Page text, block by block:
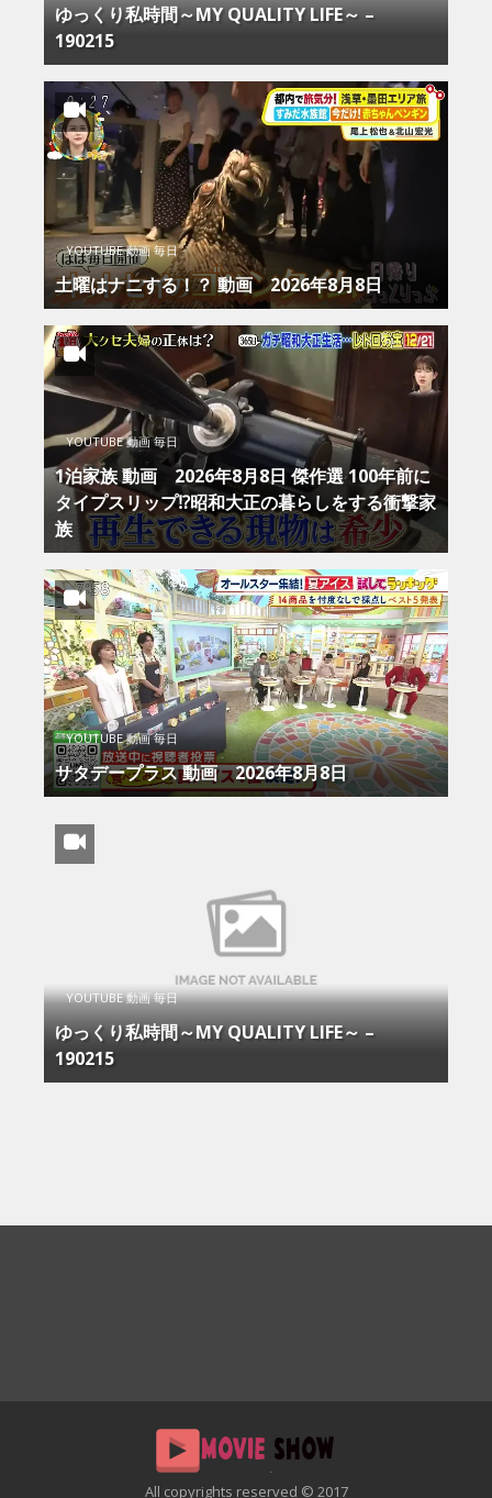
ゆっくり私時間～MY QUALITY LIFE～ –
190215
YOUTUBE 動画 毎日
土曜はナニする！？ 動画 2026年8月8日
YOUTUBE 動画 毎日
1泊家族 動画 2026年8月8日 傑作選 100年前に
タイプスリップ⁉昭和大正の暮らしをする衝撃家
族
YOUTUBE 動画 毎日
サタデープラス 動画 2026年8月8日
YOUTUBE 動画 毎日
ゆっくり私時間～MY QUALITY LIFE～ –
190215
All copyrights reserved © 2017